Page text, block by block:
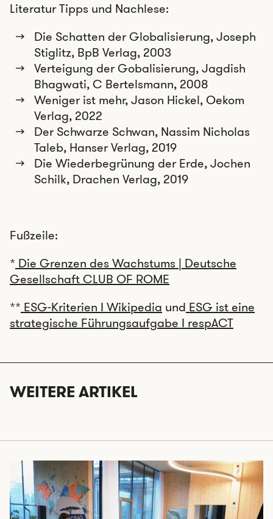
Literatur Tipps und Nachlese:
Die Schatten der Globalisierung, Joseph
Stiglitz, BpB Verlag, 2003
Verteigung der Gobalisierung, Jagdish
Bhagwati, C Bertelsmann, 2008
Weniger ist mehr, Jason Hickel, Oekom
Verlag, 2022
Der Schwarze Schwan, Nassim Nicholas
Taleb, Hanser Verlag, 2019
Die Wiederbegrünung der Erde, Jochen
Schilk, Drachen Verlag, 2019
Fußzeile:
* Die Grenzen des Wachstums | Deutsche
Gesellschaft CLUB OF ROME
** ESG-Kriterien I Wikipedia und ESG ist eine
strategische Führungsaufgabe I respACT
WEITERE ARTIKEL